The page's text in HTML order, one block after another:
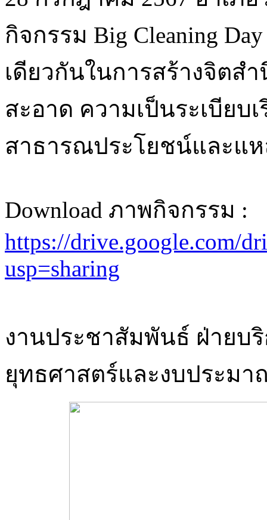
กิจกรรม Big Cleaning
เดียวกันในการสร้างจิตส
สะอาด ความเป็นระเบียบ
สาธารณประโยชน์และแห
Download ภาพกิจกรรม :
https://drive.google.com/
usp=sharing
งานประชาสัมพันธ์ ฝ่ายบ
ยุทธศาสตร์และงบประมา